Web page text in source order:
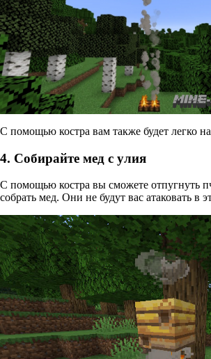
С помощью костра вам также будет легко
4. Собирайте мед с улия
С помощью костра вы сможете отпугнуть
собрать мед. Они не будут вас атаковать в